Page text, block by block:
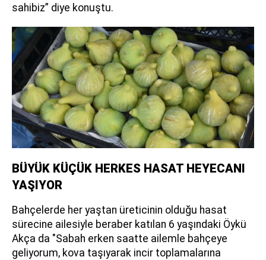
sahibiz” diye konuştu.
BÜYÜK KÜÇÜK HERKES HASAT HEYECANI
YAŞIYOR
Bahçelerde her yaştan üreticinin olduğu hasat
sürecine ailesiyle beraber katılan 6 yaşındaki Öykü
Akça da "Sabah erken saatte ailemle bahçeye
geliyorum, kova taşıyarak incir toplamalarına